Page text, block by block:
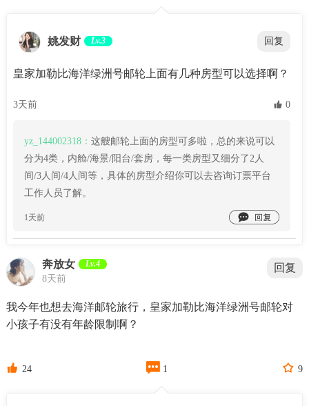
姚发财 Lv.3 回复
皇家加勒比海洋绿洲号邮轮上面有几种房型可以选择啊？
3天前  0
yz_144002318： 这艘邮轮上面的房型可多啦，总的来说可以
分为4类，内舱/海景/阳台/套房，每一类房型又细分了2人
间/3人间/4人间等，具体的房型介绍你可以去咨询订票平台
工作人员了解。
1天前 
奔放女 Lv.4
8天前
回复
我今年也想去海洋邮轮旅行，皇家加勒比海洋绿洲号邮轮对
小孩子有没有年龄限制啊？
 24  1  9